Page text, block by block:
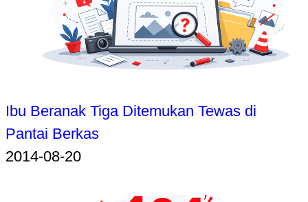
Ibu Beranak Tiga Ditemukan Tewas di
Pantai Berkas
2014-08-20